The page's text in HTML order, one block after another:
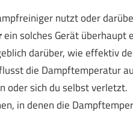
nutzt oder
ein solches Gerät überhaupt
darüber, wie effektiv
die Dampftemperatur
oder sich du selbst verletzt.
in denen die